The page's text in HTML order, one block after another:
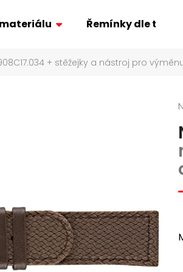
Řemínky dle typu
+ stěžejky a nástroj pro
je
z
5
Co potřebujete najít?
Z PRAVÉ KŮŽE AK0701.01
Kč